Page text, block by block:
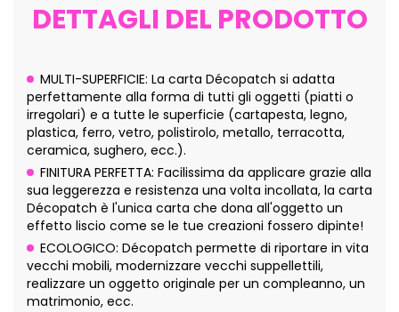
DETTAGLI DEL PRODOTTO
MULTI-SUPERFICIE: La carta Décopatch si adatta
perfettamente alla forma di tutti gli oggetti (piatti o
irregolari) e a tutte le superficie (cartapesta, legno,
plastica, ferro, vetro, polistirolo, metallo, terracotta,
ceramica, sughero, ecc.).
FINITURA PERFETTA: Facilissima da applicare grazie alla
sua leggerezza e resistenza una volta incollata, la carta
Décopatch è l'unica carta che dona all'oggetto un
effetto liscio come se le tue creazioni fossero dipinte!
ECOLOGICO: Décopatch permette di riportare in vita
vecchi mobili, modernizzare vecchi suppellettili,
realizzare un oggetto originale per un compleanno, un
matrimonio, ecc.